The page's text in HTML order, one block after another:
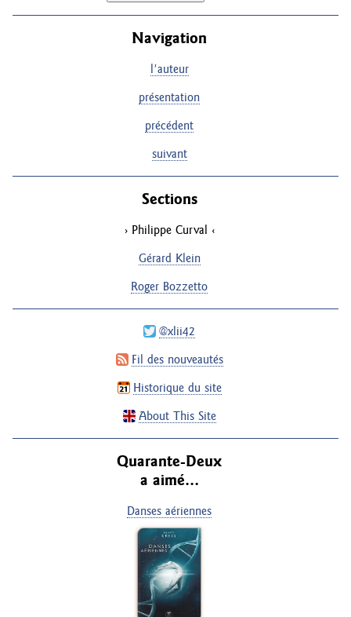
Navigation
l'auteur
présentation
précédent
suivant
Sections
Philippe Curval
Gérard Klein
Roger Bozzetto
@xlii42
Fil des nouveautés
Historique du site
About This Site
Quarante-Deux
a aimé…
Danses aériennes